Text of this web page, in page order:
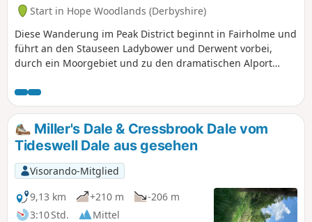
Start in Hope Woodlands (Derbyshire)
Diese Wanderung im Peak District beginnt in Fairholme und
führt an den Stauseen Ladybower und Derwent vorbei,
durch ein Moorgebiet und zu den dramatischen Alport
landschaftlichen Reiz hervorgebracht hat.
Miller's Dale & Cressbrook Dale vom
Tideswell Dale aus gesehen
Visorando-Mitglied
9,13 km
+210 m
-206 m
3:10 Std.
Mittel